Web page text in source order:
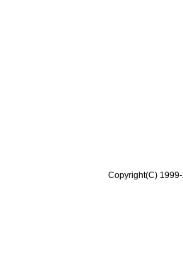
Copyright(C)